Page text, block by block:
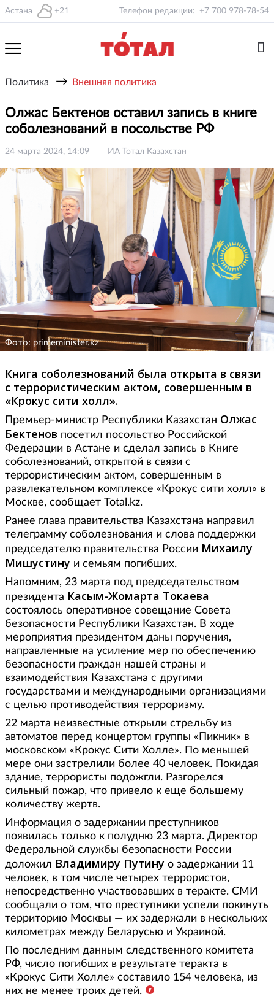
Астана +21 Телефон редакции: +7 700 978-78-54
Политика → Внешняя политика
Олжас Бектенов оставил запись в книге
соболезнований в посольстве РФ
24 марта 2024, 14:09 ИА Тотал Казахстан
Фото: primeminister.kz
Книга соболезнований была открыта в связи
с террористическим актом, совершенным в
«Крокус сити холл».
Премьер-министр Республики Казахстан Олжас
Бектенов посетил посольство Российской
Федерации в Астане и сделал запись в Книге
соболезнований, открытой в связи с
террористическим актом, совершенным в
развлекательном комплексе «Крокус сити холл» в
Москве, сообщает Total.kz.
Ранее глава правительства Казахстана направил
телеграмму соболезнования и слова поддержки
председателю правительства России Михаилу
Мишустину и семьям погибших.
Напомним, 23 марта под председательством
президента Касым-Жомарта Токаева
состоялось оперативное совещание Совета
безопасности Республики Казахстан. В ходе
мероприятия президентом даны поручения,
направленные на усиление мер по обеспечению
безопасности граждан нашей страны и
взаимодействия Казахстана с другими
государствами и международными организациями
с целью противодействия терроризму.
22 марта неизвестные открыли стрельбу из
автоматов перед концертом группы «Пикник» в
московском «Крокус Сити Холле». По меньшей
мере они застрелили более 40 человек. Покидая
здание, террористы подожгли. Разгорелся
сильный пожар, что привело к еще большему
количеству жертв.
Информация о задержании преступников
появилась только к полудню 23 марта. Директор
Федеральной службы безопасности России
доложил Владимиру Путину о задержании 11
человек, в том числе четырех террористов,
непосредственно участвовавших в теракте. СМИ
сообщали о том, что преступники успели покинуть
территорию Москвы — их задержали в нескольких
километрах между Беларусью и Украиной.
По последним данным следственного комитета
РФ, число погибших в результате теракта в
«Крокус Сити Холле» составило 154 человека, из
них не менее троих детей.